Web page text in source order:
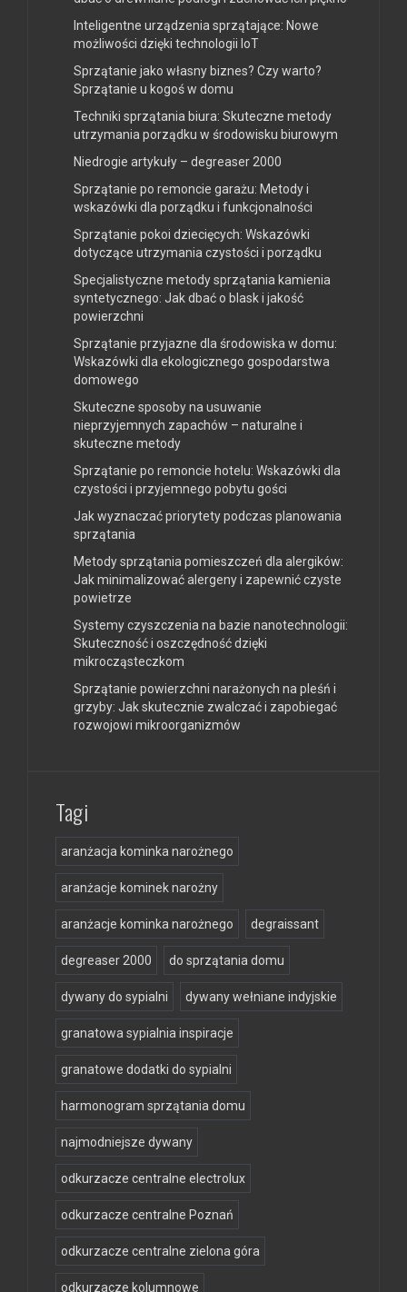
Inteligentne urządzenia sprzątające: Nowe
możliwości dzięki technologii IoT
Sprzątanie jako własny biznes? Czy warto?
Sprzątanie u kogoś w domu
Techniki sprzątania biura: Skuteczne metody
utrzymania porządku w środowisku biurowym
Niedrogie artykuły – degreaser 2000
Sprzątanie po remoncie garażu: Metody i
wskazówki dla porządku i funkcjonalności
Sprzątanie pokoi dziecięcych: Wskazówki
dotyczące utrzymania czystości i porządku
Specjalistyczne metody sprzątania kamienia
syntetycznego: Jak dbać o blask i jakość
powierzchni
Sprzątanie przyjazne dla środowiska w domu:
Wskazówki dla ekologicznego gospodarstwa
domowego
Skuteczne sposoby na usuwanie
nieprzyjemnych zapachów – naturalne i
skuteczne metody
Sprzątanie po remoncie hotelu: Wskazówki dla
czystości i przyjemnego pobytu gości
Jak wyznaczać priorytety podczas planowania
sprzątania
Metody sprzątania pomieszczeń dla alergików:
Jak minimalizować alergeny i zapewnić czyste
powietrze
Systemy czyszczenia na bazie nanotechnologii:
Skuteczność i oszczędność dzięki
mikrocząsteczkom
Sprzątanie powierzchni narażonych na pleśń i
grzyby: Jak skutecznie zwalczać i zapobiegać
rozwojowi mikroorganizmów
Tagi
aranżacja kominka narożnego
aranżacje kominek narożny
aranżacje kominka narożnego degraissant
degreaser 2000 do sprzątania domu
dywany do sypialni dywany wełniane indyjskie
granatowa sypialnia inspiracje
granatowe dodatki do sypialni
harmonogram sprzątania domu
najmodniejsze dywany
odkurzacze centralne electrolux
odkurzacze centralne Poznań
odkurzacze centralne zielona góra
odkurzacze kolumnowe